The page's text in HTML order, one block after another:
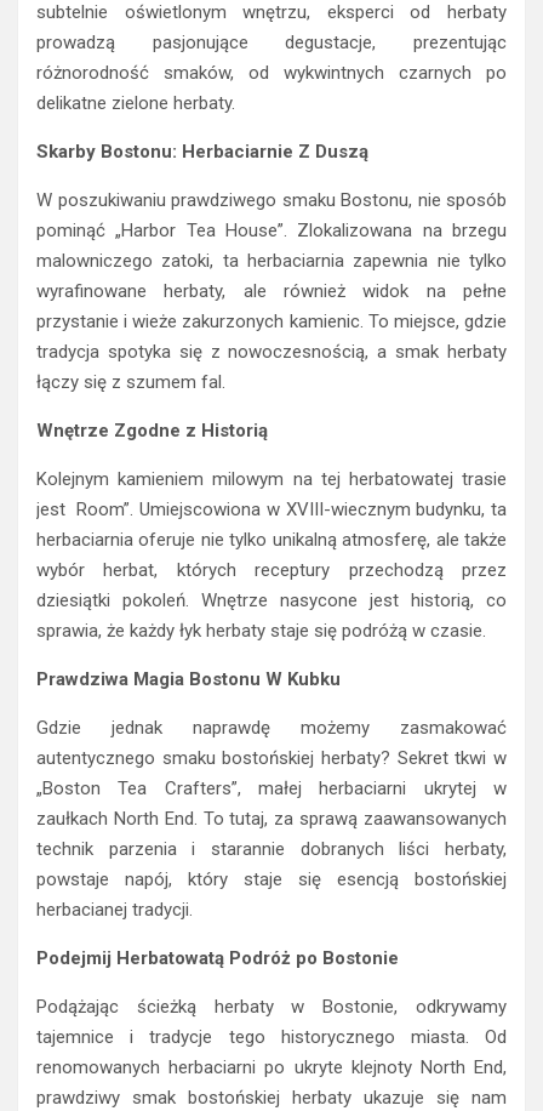
subtelnie oświetlonym wnętrzu, eksperci od herbaty
prowadzą pasjonujące degustacje, prezentując
różnorodność smaków, od wykwintnych czarnych po
delikatne zielone herbaty.
Skarby Bostonu: Herbaciarnie Z Duszą
W poszukiwaniu prawdziwego smaku Bostonu, nie sposób
pominąć „Harbor Tea House”. Zlokalizowana na brzegu
malowniczego zatoki, ta herbaciarnia zapewnia nie tylko
wyrafinowane herbaty, ale również widok na pełne
przystanie i wieże zakurzonych kamienic. To miejsce, gdzie
tradycja spotyka się z nowoczesnością, a smak herbaty
łączy się z szumem fal.
Wnętrze Zgodne z Historią
Kolejnym kamieniem milowym na tej herbatowatej trasie
jest Room”. Umiejscowiona w XVIII-wiecznym budynku, ta
herbaciarnia oferuje nie tylko unikalną atmosferę, ale także
wybór herbat, których receptury przechodzą przez
dziesiątki pokoleń. Wnętrze nasycone jest historią, co
sprawia, że każdy łyk herbaty staje się podróżą w czasie.
Prawdziwa Magia Bostonu W Kubku
Gdzie jednak naprawdę możemy zasmakować
autentycznego smaku bostońskiej herbaty? Sekret tkwi w
„Boston Tea Crafters”, małej herbaciarni ukrytej w
zaułkach North End. To tutaj, za sprawą zaawansowanych
technik parzenia i starannie dobranych liści herbaty,
powstaje napój, który staje się esencją bostońskiej
herbacianej tradycji.
Podejmij Herbatowatą Podróż po Bostonie
Podążając ścieżką herbaty w Bostonie, odkrywamy
tajemnice i tradycje tego historycznego miasta. Od
renomowanych herbaciarni po ukryte klejnoty North End,
prawdziwy smak bostońskiej herbaty ukazuje się nam